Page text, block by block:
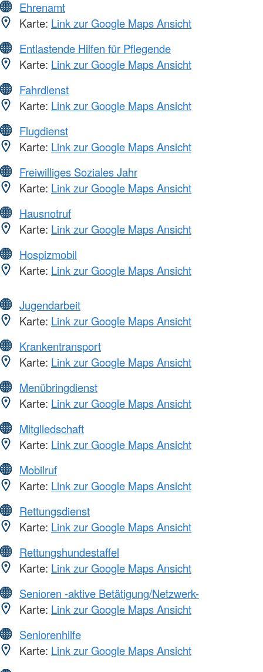
Ehrenamt
Karte: Link zur Google Maps Ansicht
Entlastende Hilfen für Pflegende
Karte: Link zur Google Maps Ansicht
Fahrdienst
Karte: Link zur Google Maps Ansicht
Flugdienst
Karte: Link zur Google Maps Ansicht
Freiwilliges Soziales Jahr
Karte: Link zur Google Maps Ansicht
Hausnotruf
Karte: Link zur Google Maps Ansicht
Hospizmobil
Karte: Link zur Google Maps Ansicht
Jugendarbeit
Karte: Link zur Google Maps Ansicht
Krankentransport
Karte: Link zur Google Maps Ansicht
Menübringdienst
Karte: Link zur Google Maps Ansicht
Mitgliedschaft
Karte: Link zur Google Maps Ansicht
Mobilruf
Karte: Link zur Google Maps Ansicht
Rettungsdienst
Karte: Link zur Google Maps Ansicht
Rettungshundestaffel
Karte: Link zur Google Maps Ansicht
Senioren -aktive Betätigung/Netzwerk-
Karte: Link zur Google Maps Ansicht
Seniorenhilfe
Karte: Link zur Google Maps Ansicht